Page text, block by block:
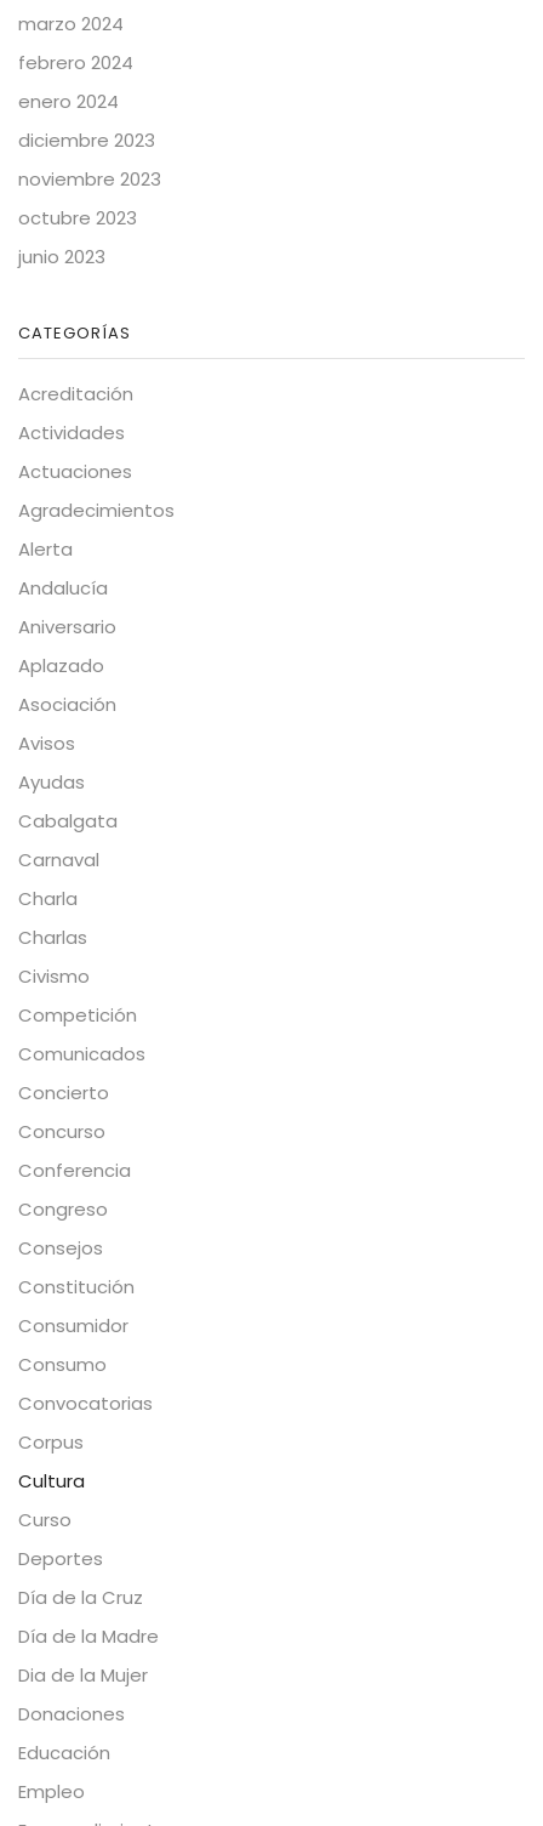
marzo 2024
febrero 2024
enero 2024
diciembre 2023
noviembre 2023
octubre 2023
junio 2023
CATEGORÍAS
Acreditación
Actividades
Actuaciones
Agradecimientos
Alerta
Andalucía
Aniversario
Aplazado
Asociación
Avisos
Ayudas
Cabalgata
Carnaval
Charla
Charlas
Civismo
Competición
Comunicados
Concierto
Concurso
Conferencia
Congreso
Consejos
Constitución
Consumidor
Consumo
Convocatorias
Corpus
Cultura
Curso
Deportes
Día de la Cruz
Día de la Madre
Dia de la Mujer
Donaciones
Educación
Empleo